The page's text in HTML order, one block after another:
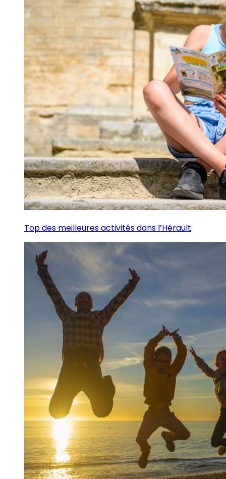
Top des meilleures activités dans l’Hérault